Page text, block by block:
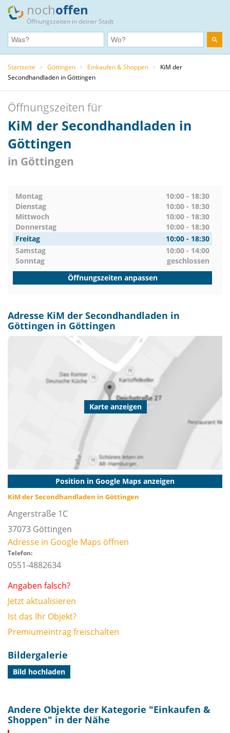
nochoffen
Öffnungszeiten in deiner Stadt
Startseite > Göttingen > Einkaufen & Shoppen > KiM der
Secondhandladen in Göttingen
Öffnungszeiten für
KiM der Secondhandladen in
Göttingen
in Göttingen
Montag
10:00 - 18:30
Dienstag
10:00 - 18:30
Mittwoch
10:00 - 18:30
Donnerstag
10:00 - 18:30
Freitag
10:00 - 18:30
Samstag
10:00 - 14:00
Sonntag
geschlossen
Öffnungszeiten anpassen
Adresse KiM der Secondhandladen in
Göttingen in Göttingen
Karte anzeigen
Position in Google Maps anzeigen
KiM der Secondhandladen in Göttingen
Angerstraße 1C
37073 Göttingen
Adresse in Google Maps öffnen
Telefon:
0551-4882634
Angaben falsch?
Jetzt aktualisieren
Ist das Ihr Objekt?
Premiumeintrag freischalten
Bildergalerie
Bild hochladen
Andere Objekte der Kategorie "Einkaufen &
Shoppen" in der Nähe